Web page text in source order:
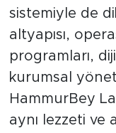
sistemiyle de
altyapısı,
programları,
kurumsal
HammurBey
aynı lezzeti ve